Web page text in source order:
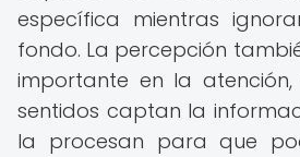
específica mientras
fondo. La percepción
importante en la
sentidos captan la
la procesan para que